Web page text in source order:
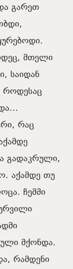
გარეთ
მთელი
საიდან
როდესაც
რაც
გადაკრული,
აქამდე თუ
ჩემში
მქონდა.
რამდენი